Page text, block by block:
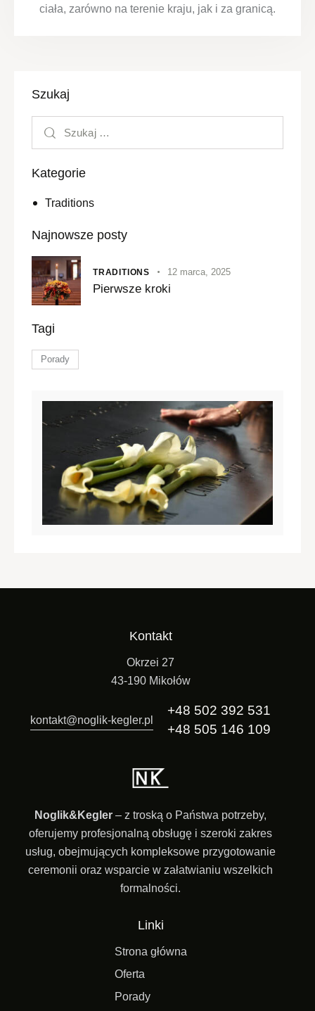
ciała, zarówno na terenie kraju, jak i za granicą.
Szukaj
Kategorie
Traditions
Najnowsze posty
TRADITIONS 12 marca, 2025
Pierwsze kroki
Tagi
Porady
Kontakt
Okrzei 27
43-190 Mikołów
kontakt@noglik-kegler.pl
+48 502 392 531
+48 505 146 109
Noglik&Kegler – z troską o Państwa potrzeby,
oferujemy profesjonalną obsługę i szeroki zakres
usług, obejmujących kompleksowe przygotowanie
ceremonii oraz wsparcie w załatwianiu wszelkich
formalności.
Linki
Strona główna
Oferta
Porady